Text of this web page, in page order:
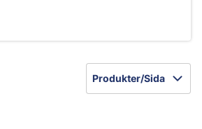
Produkter/Sida